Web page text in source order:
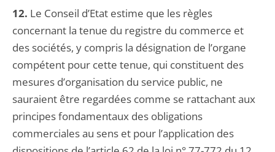
12. Le Conseil d’Etat estime que les règles
concernant la tenue du registre du commerce et
des sociétés, y compris la désignation de l’organe
compétent pour cette tenue, qui constituent des
mesures d’organisation du service public, ne
sauraient être regardées comme se rattachant aux
principes fondamentaux des obligations
commerciales au sens et pour l’application des